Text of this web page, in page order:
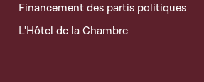
Financement des partis politiques
L'Hôtel de la Chambre